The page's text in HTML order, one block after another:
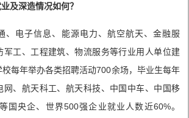
及深造情况如何？
、电子信息、能源电力、航空航天、金融服
军工、工程建筑、物流服务等行业用人单位建
每年举办各类招聘活动700余场，毕业生每年
网、航天科工、航天科技、中国中车、中国移
国央企、世界500强企业就业人数近60%。